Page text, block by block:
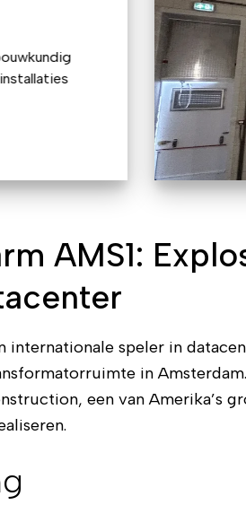
AMS1:
internationale speler in
in
een van Amerika’s